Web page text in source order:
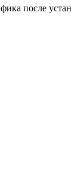
после